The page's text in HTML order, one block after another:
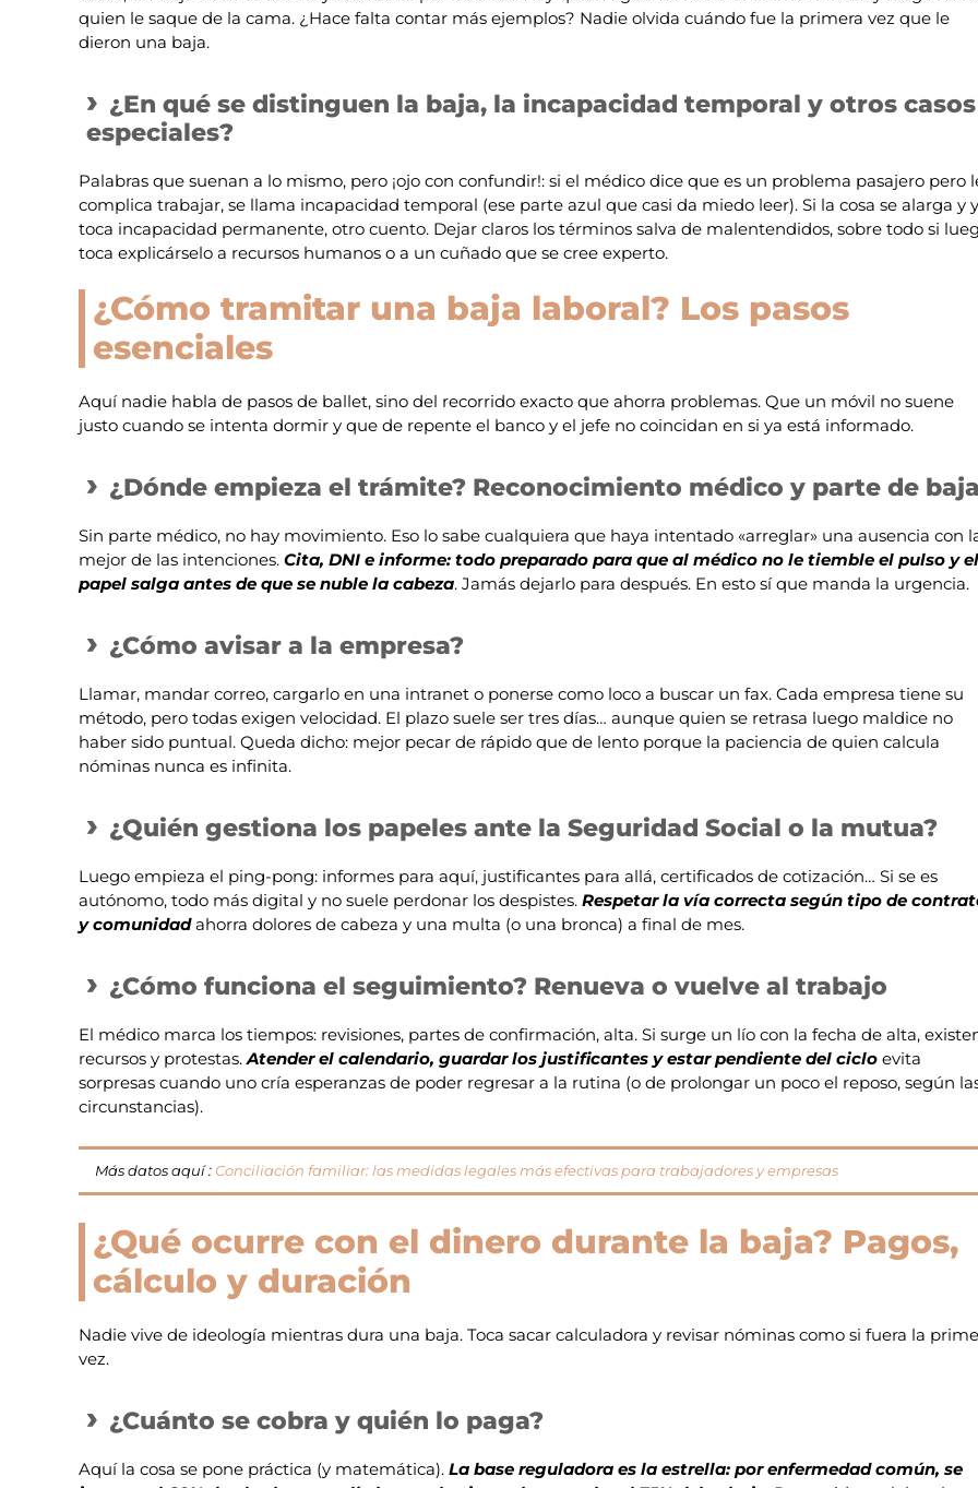
quien le saque de la cama. ¿Hace falta contar más ejemplos? Nadie olvida cuándo fue la primera vez que le
dieron una baja.
¿En qué se distinguen la baja, la incapacidad temporal y otros casos
especiales?
Palabras que suenan a lo mismo, pero ¡ojo con confundir!: si el médico dice que es un problema pasajero pero
complica trabajar, se llama incapacidad temporal (ese parte azul que casi da miedo leer). Si la cosa se alarga y
toca incapacidad permanente, otro cuento. Dejar claros los términos salva de malentendidos, sobre todo si
toca explicárselo a recursos humanos o a un cuñado que se cree experto.
¿Cómo tramitar una baja laboral? Los pasos
esenciales
Aquí nadie habla de pasos de ballet, sino del recorrido exacto que ahorra problemas. Que un móvil no suene
justo cuando se intenta dormir y que de repente el banco y el jefe no coincidan en si ya está informado.
¿Dónde empieza el trámite? Reconocimiento médico y parte de baja
Sin parte médico, no hay movimiento. Eso lo sabe cualquiera que haya intentado «arreglar» una ausencia con
mejor de las intenciones. Cita, DNI e informe: todo preparado para que al médico no le tiemble el pulso y el
papel salga antes de que se nuble la cabeza. Jamás dejarlo para después. En esto sí que manda la urgencia.
¿Cómo avisar a la empresa?
Llamar, mandar correo, cargarlo en una intranet o ponerse como loco a buscar un fax. Cada empresa tiene su
método, pero todas exigen velocidad. El plazo suele ser tres días… aunque quien se retrasa luego maldice no
haber sido puntual. Queda dicho: mejor pecar de rápido que de lento porque la paciencia de quien calcula
nóminas nunca es infinita.
¿Quién gestiona los papeles ante la Seguridad Social o la mutua?
Luego empieza el ping-pong: informes para aquí, justificantes para allá, certificados de cotización… Si se es
autónomo, todo más digital y no suele perdonar los despistes. Respetar la vía correcta según tipo de
y comunidadahorra dolores de cabeza y una multa (o una bronca) a final de mes.
¿Cómo funciona el seguimiento? Renueva o vuelve al trabajo
El médico marca los tiempos: revisiones, partes de confirmación, alta. Si surge un lío con la fecha de alta,
recursos y protestas.Atender el calendario, guardar los justificantes y estar pendiente del ciclo evita
sorpresas cuando uno cría esperanzas de poder regresar a la rutina (o de prolongar un poco el reposo, según
circunstancias).
Más datos aquí : Conciliación familiar: las medidas legales más efectivas para trabajadores y empresas
¿Qué ocurre con el dinero durante la baja? Pagos,
cálculo y duración
Nadie vive de ideología mientras dura una baja. Toca sacar calculadora y revisar nóminas como si fuera la
vez.
¿Cuánto se cobra y quién lo paga?
Aquí la cosa se pone práctica (y matemática). La base reguladora es la estrella: por enfermedad común, se